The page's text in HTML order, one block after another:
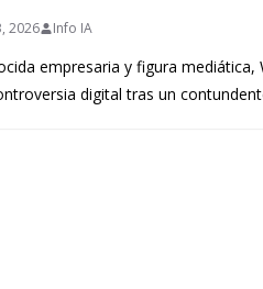
2026 Info IA
empresaria y figura
digital tras un